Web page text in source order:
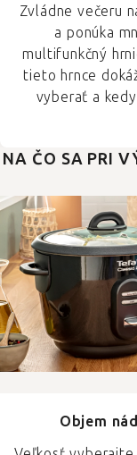
Zvládne večeru
a ponúka
multifunkčný
tieto hrnce
vyberať a
NA ČO SA PRI
Objem